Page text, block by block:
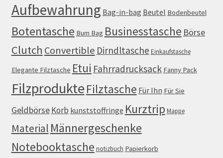
Aufbewahrung Bag-in-bag Beutel Bodenbeutel
Botentasche Bum Bag Businesstasche Börse
Clutch Convertible Dirndltasche Einkaufstasche
Elegante Filztasche Etui Fahrradrucksack Fanny Pack
Filzprodukte Filztasche Für Ihn Für Sie
GeldbörseKorb kunststoffringe Kurztrip Mappe
Material Männergeschenke
Notebooktasche notizbuch Papierkorb